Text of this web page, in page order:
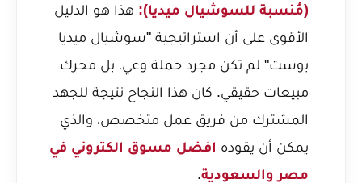
(مُنسبة للسوشيال ميديا): هذا هو الدليل
الأقوى على أن استراتيجية "سوشيال ميديا
بوست" لم تكن مجرد حملة وعي، بل محرك
مبيعات حقيقي. كان هذا النجاح نتيجة للجهد
المشترك من فريق عمل متخصص، والذي
يمكن أن يقوده افضل مسوق الكتروني في
مصر والسعودية.